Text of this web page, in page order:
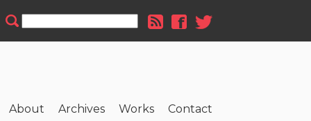
About Archives Works Contact